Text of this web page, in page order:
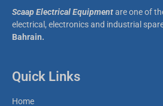
Scaap Electrical Equipmentare one of
electrical, electronics and industrial
Bahrain.
Quick Links
Home